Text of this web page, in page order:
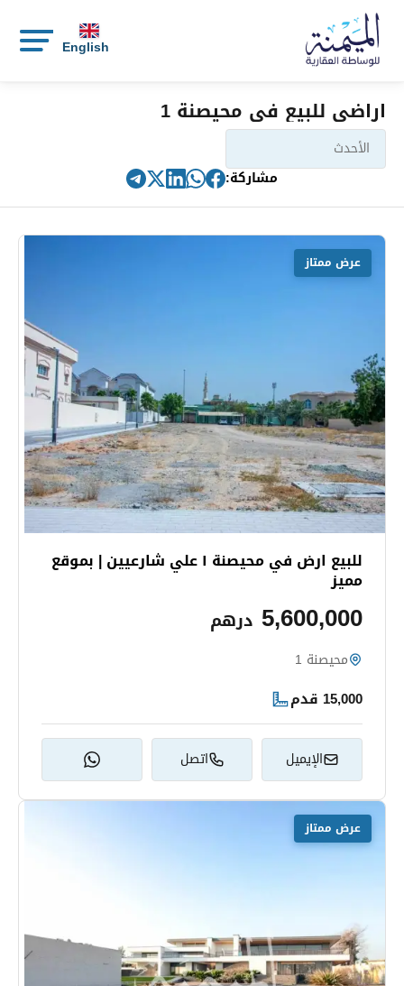
English
اراضي للبيع في محيصنة 1
مشاركة:
عرض ممتاز
للبيع ارض في محيصنة ١ علي شارعيين | بموقع
مميز
5,600,000 درهم
محيصنة 1
15,000 قدم
الإيميل اتصل
عرض ممتاز